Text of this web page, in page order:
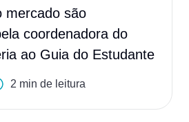
mercado são
coordenadora do
ao Guia do Estudante
2 min de leitura